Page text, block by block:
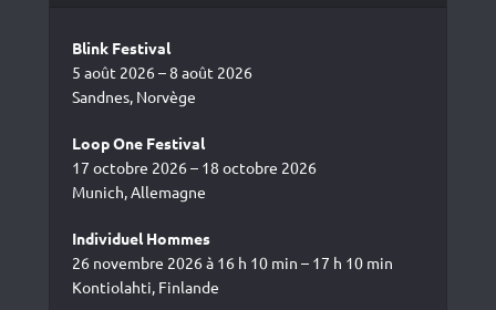
Blink Festival
5 août 2026 – 8 août 2026
Sandnes, Norvège
Loop One Festival
17 octobre 2026 – 18 octobre 2026
Munich, Allemagne
Individuel Hommes
26 novembre 2026 à 16 h 10 min – 17 h 10 min
Kontiolahti, Finlande